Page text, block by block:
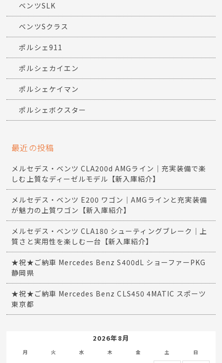
ベンツSLK
ベンツSクラス
ポルシェ911
ポルシェカイエン
ポルシェケイマン
ポルシェボクスター
最近の投稿
メルセデス・ベンツ CLA200d AMGライン｜充実装備で楽
しむ上質なディーゼルモデル【新入庫紹介】
メルセデス・ベンツ E200 ワゴン｜AMGラインと充実装備
が魅力の上質ワゴン【新入庫紹介】
メルセデス・ベンツ CLA180 シューティングブレーク｜上
質さと実用性を楽しむ一台【新入庫紹介】
★祝★ご納車 Mercedes Benz S400dL ショーファーPKG
静岡県
★祝★ご納車 Mercedes Benz CLS450 4MATIC スポーツ
東京都
2026年8月
月 火 水 木 金 土 日